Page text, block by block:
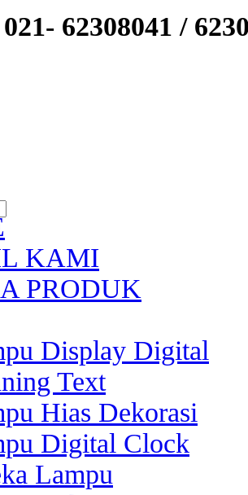
021- 62308041 /
KAMI
PRODUK
Display Digital
Text
Hias Dekorasi
Digital Clock
Lampu